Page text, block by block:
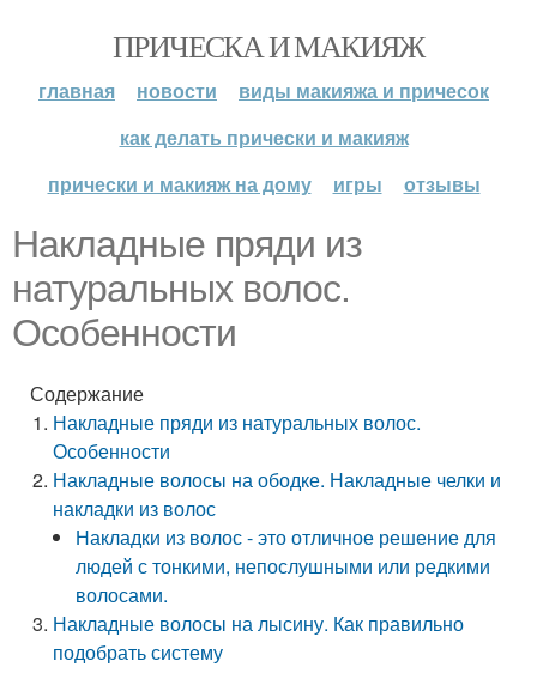
ПРИЧЕСКА И МАКИЯЖ
главная новости
виды макияжа и причесок
как делать прически и макияж
прически и макияж на дому
игры отзывы
Накладные пряди из
натуральных волос.
Особенности
Содержание
Накладные пряди из натуральных волос.
Особенности
Накладные волосы на ободке. Накладные челки и
накладки из волос
Накладки из волос - это отличное решение для
людей с тонкими, непослушными или редкими
волосами.
Накладные волосы на лысину. Как правильно
подобрать систему